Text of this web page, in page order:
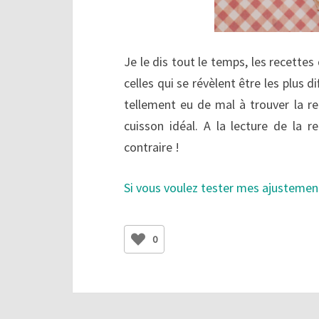
Je le dis tout le temps, les
celles qui se révèlent être les plus
tellement eu de mal à trouver la
cuisson idéal. A la lecture de la
contraire !
Si vous voulez tester mes
0